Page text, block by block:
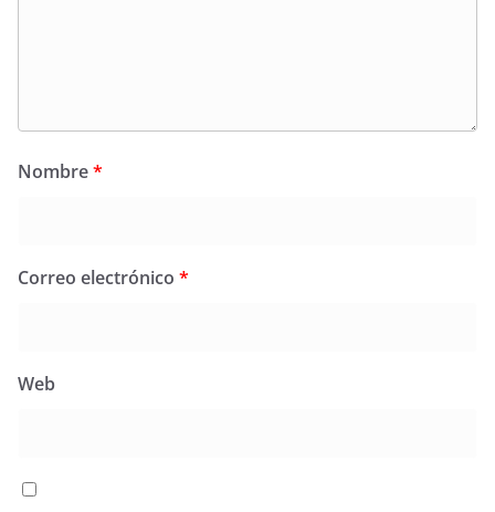
Nombre*
Correo electrónico *
Web